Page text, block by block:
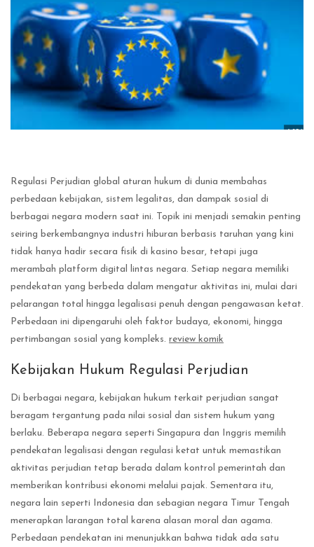
Regulasi Perjudian global aturan hukum di dunia membahas
perbedaan kebijakan, sistem legalitas, dan dampak sosial di
berbagai negara modern saat ini. Topik ini menjadi semakin penting
seiring berkembangnya industri hiburan berbasis taruhan yang kini
tidak hanya hadir secara fisik di kasino besar, tetapi juga
merambah platform digital lintas negara. Setiap negara memiliki
pendekatan yang berbeda dalam mengatur aktivitas ini, mulai dari
pelarangan total hingga legalisasi penuh dengan pengawasan ketat.
Perbedaan ini dipengaruhi oleh faktor budaya, ekonomi, hingga
pertimbangan sosial yang kompleks. review komik
Kebijakan Hukum Regulasi Perjudian
Di berbagai negara, kebijakan hukum terkait perjudian sangat
beragam tergantung pada nilai sosial dan sistem hukum yang
berlaku. Beberapa negara seperti Singapura dan Inggris memilih
pendekatan legalisasi dengan regulasi ketat untuk memastikan
aktivitas perjudian tetap berada dalam kontrol pemerintah dan
memberikan kontribusi ekonomi melalui pajak. Sementara itu,
negara lain seperti Indonesia dan sebagian negara Timur Tengah
menerapkan larangan total karena alasan moral dan agama.
Perbedaan pendekatan ini menunjukkan bahwa tidak ada satu